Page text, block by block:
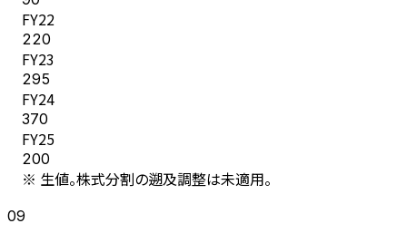
FY22
220
FY23
295
FY24
370
FY25
200
※ 生値。株式分割の遡及調整は未適用。
09